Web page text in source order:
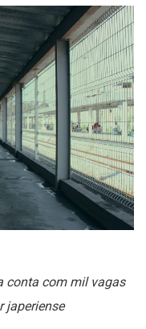
conta com mil vagas
japeriense